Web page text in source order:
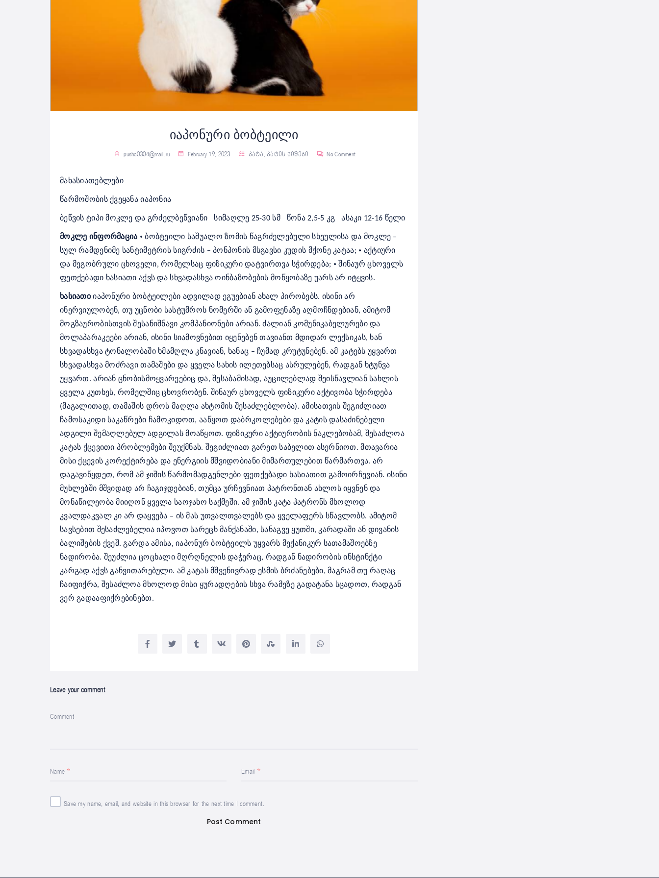
იაპონური ბობტეილი
pusho0304@mail.ru February 19, 2023 კატა ,კატის ჯიშები No Comment
მახასიათებლები
წარმოშობის ქვეყანა იაპონია
ბეწვის ტიპი მოკლე და გრძელბეწვიანი სიმაღლე 25-30 სმ წონა 2,5-5 კგ ასაკი 12-16 წელი
მოკლე ინფორმაცია •ბობტეილი საშუალო ზომის წაგრძელებული სხეულისა და მოკლე –
სულ რამდენიმე სანტიმეტრის სიგრძის – პონპონის მსგავსი კუდის მქონე კატაა; • აქტიური
და მეგობრული ცხოველი, რომელსაც ფიზიკური დატვირთვა სჭირდება; •შინაურ ცხოველს
ფეთქებადი ხასიათი აქვს და სხვადასხვა ოინბაზობების მოწყობაზე უარს არ იტყვის.
ხასიათი იაპონური ბობტეილები ადვილად ეგუებიან ახალ პირობებს. ისინი არ
ინერვიულობენ, თუ უცნობი სასტუმროს ნომერში ან გამოფენაზე აღმოჩნდებიან, ამიტომ
მოგზაურობისთვის შესანიშნავი კომპანიონები არიან. ძალიან კომუნიკაბელურები და
მოლაპარაკეები არიან, ისინი სიამოვნებით იყენებენ თავიანთ მდიდარ ლექსიკას, ხან
სხვადასხვა ტონალობაში ხმამღლა კნავიან, ხანაც – ჩუმად კრუტუნებენ. ამ კატებს უყვართ
სხვადასხვა მოძრავი თამაშები და ყველა სახის ილეთებსაც ასრულებენ, რადგან ხტუნვა
უყვართ. არიან ცნობისმოყვარეებიც და, შესაბამისად, აუცილებლად შეისწავლიან სახლის
ყველა კუთხეს, რომელშიც ცხოვრობენ. შინაურ ცხოველს ფიზიკური აქტივობა სჭირდება
(მაგალითად, თამაშის დროს მაღლა ახტომის შესაძლებლობა). ამისათვის შეგიძლიათ
ჩამოსაკიდი საკაწრები ჩამოკიდოთ, ააწყოთ დაბრკოლებები და კატის დასაძინებელი
ადგილი შემაღლებულ ადგილას მოაწყოთ. ფიზიკური აქტიურობის ნაკლებობამ, შესაძლოა
კატას ქცევითი პრობლემები შეუქმნას. შეგიძლიათ გარეთ საბელით ასერნიოთ. მთავარია
მისი ქცევის კორექტირება და ენერგიის მშვიდობიანი მიმართულებით წარმართვა. არ
დაგავიწყდეთ, რომ ამ ჯიშის წარმომადგენლები ფეთქებადი ხასიათით გამოირჩევიან. ისინი
მუხლებში მშვიდად არ ჩაგიჯდებიან, თუმცა ურჩევნიათ პატრონთან ახლოს იყვნენ და
მონაწილეობა მიიღონ ყველა საოჯახო საქმეში. ამ ჯიშის კატა პატრონს მხოლოდ
კვალდაკვალ კი არ დაყვება – ის მას უთვალთვალებს და ყველაფერს სწავლობს. ამიტომ
სავსებით შესაძლებელია იპოვოთ სარეცხ მანქანაში, სანაგვე ყუთში, კარადაში ან დივანის
ბალიშების ქვეშ. გარდა ამისა, იაპონურ ბობტეილს უყვარს მექანიკურ სათამაშოებზე
ნადირობა. შეუძლია ცოცხალი მღრღნელის დაჭერაც, რადგან ნადირობის ინსტინქტი
კარგად აქვს განვითარებული. ამ კატას მშვენივრად ესმის ბრძანებები, მაგრამ თუ რაღაც
ჩაიფიქრა, შესაძლოა მხოლოდ მისი ყურადღების სხვა რამეზე გადატანა სცადოთ, რადგან
ვერ გადააფიქრებინებთ.
Leave your comment
Comment
Name Email
Save my name, email, and website in this browser for the next time I comment.